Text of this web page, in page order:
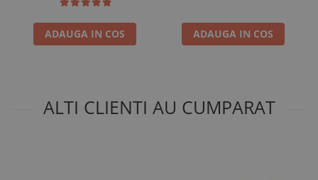
ADAUGA IN COS ADAUGA IN COS
ALTI CLIENTI AU CUMPARAT